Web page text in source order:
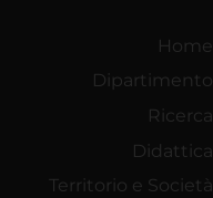
Home
Dipartimento
Ricerca
Didattica
Territorio e Società